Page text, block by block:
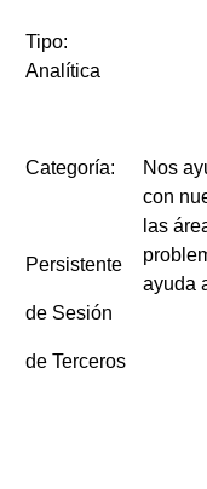
Tipo:
Analítica
Categoría:
Persistente
de Sesión
de Terceros
Nos
con
las
ayuda